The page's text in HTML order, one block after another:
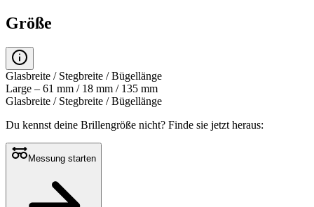
Größe
Glasbreite / Stegbreite / Bügellänge
Large – 61 mm / 18 mm / 135 mm
Glasbreite / Stegbreite / Bügellänge
Du kennst deine Brillengröße nicht? Finde sie jetzt heraus:
Messung starten